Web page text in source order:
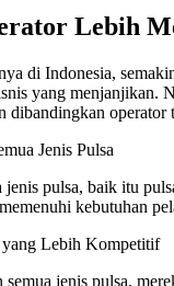
Lebih
di Indonesia,
yang menjanjikan.
dibandingkan operator
Jenis Pulsa
pulsa, baik itu
kebutuhan
Lebih Kompetitif
jenis pulsa,